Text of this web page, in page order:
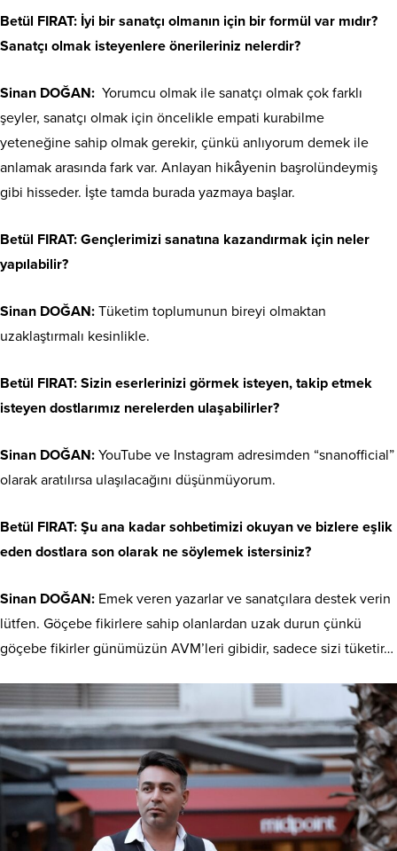
Betül FIRAT: İyi bir sanatçı olmanın için bir formül var mıdır?
Sanatçı olmak isteyenlere önerileriniz nelerdir?
Sinan DOĞAN: Yorumcu olmak ile sanatçı olmak çok farklı
şeyler, sanatçı olmak için öncelikle empati kurabilme
yeteneğine sahip olmak gerekir, çünkü anlıyorum demek ile
anlamak arasında fark var. Anlayan hikâyenin başrolündeymiş
gibi hisseder. İşte tamda burada yazmaya başlar.
Betül FIRAT: Gençlerimizi sanatına kazandırmak için neler
yapılabilir?
Sinan DOĞAN: Tüketim toplumunun bireyi olmaktan
uzaklaştırmalı kesinlikle.
Betül FIRAT: Sizin eserlerinizi görmek isteyen, takip etmek
isteyen dostlarımız nerelerden ulaşabilirler?
Sinan DOĞAN: YouTube ve Instagram adresimden “snanofficial”
olarak aratılırsa ulaşılacağını düşünmüyorum.
Betül FIRAT: Şu ana kadar sohbetimizi okuyan ve bizlere eşlik
eden dostlara son olarak ne söylemek istersiniz?
Sinan DOĞAN: Emek veren yazarlar ve sanatçılara destek verin
lütfen. Göçebe fikirlere sahip olanlardan uzak durun çünkü
göçebe fikirler günümüzün AVM’leri gibidir, sadece sizi tüketir…